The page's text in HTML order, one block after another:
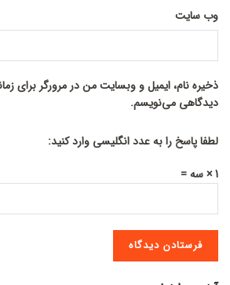
وب‌ سایت
ذخیره نام، ایمیل و وبسایت من در مرورگر برای
دیدگاهی می‌نویسم.
لطفا پاسخ را به عدد انگلیسی وارد کنید:
1 × سه =